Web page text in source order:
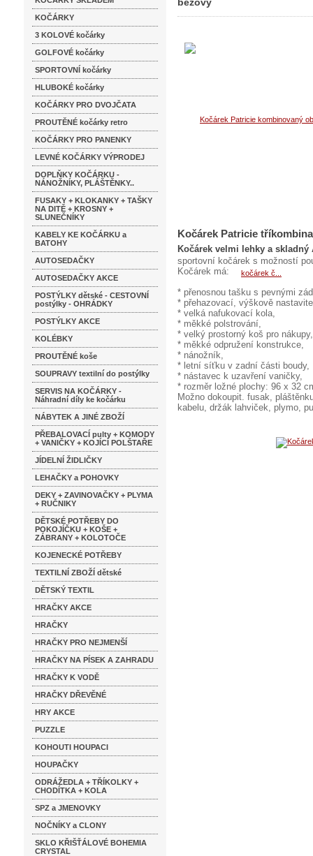
KOČÁRKY
3 KOLOVÉ kočárky
GOLFOVÉ kočárky
SPORTOVNÍ kočárky
HLUBOKÉ kočárky
KOČÁRKY PRO DVOJČATA
PROUTĚNÉ kočárky retro
KOČÁRKY PRO PANENKY
LEVNÉ KOČÁRKY VÝPRODEJ
DOPLŇKY KOČÁRKU -
NÁNOŽNÍKY, PLÁŠTĚNKY..
FUSAKY + KLOKANKY + TAŠKY
NA DITĚ + KROSNY +
SLUNEČNÍKY
KABELY KE KOČÁRKU a
BATOHY
AUTOSEDAČKY
AUTOSEDAČKY AKCE
POSTÝLKY dětské - CESTOVNÍ
postýlky - OHRÁDKY
POSTÝLKY AKCE
KOLÉBKY
PROUTĚNÉ koše
SOUPRAVY textilní do postýlky
SERVIS NA KOČÁRKY -
Náhradní díly ke kočárku
NÁBYTEK A JINÉ ZBOŽÍ
PŘEBALOVACÍ pulty + KOMODY
+ VANIČKY + KOJÍCÍ POLŠTAŘE
JÍDELNÍ ŽIDLIČKY
LEHAČKY a POHOVKY
DEKY + ZAVINOVAČKY + PLYMA
+ RUČNIKY
DĚTSKÉ POTŘEBY DO
POKOJÍČKU + KOŠE +
ZÁBRANY + KOLOTOČE
KOJENECKÉ POTŘEBY
TEXTILNÍ ZBOŽÍ dětské
DĚTSKÝ TEXTIL
HRAČKY AKCE
HRAČKY
HRAČKY PRO NEJMENŠÍ
HRAČKY NA PÍSEK A ZAHRADU
HRAČKY K VODĚ
HRAČKY DŘEVĚNÉ
HRY AKCE
PUZZLE
KOHOUTI HOUPACI
HOUPAČKY
ODRÁŽEDLA + TŘÍKOLKY +
CHODÍTKA + KOLA
SPZ a JMENOVKY
NOČNÍKY a CLONY
SKLO KŘIŠŤÁLOVÉ BOHEMIA
CRYSTAL
Kočárek Patricie
Kočárek velmi lehky a skladný
sportovní kočárek s možností
Kočárek má:
* přenosnou tašku s pevnými
* přehazovací, výškově
* velká nafukovací kola,
* měkké polstrování,
* velký prostorný koš pro nákupy,
* měkké odpružení konstrukce,
* nánožník,
* letní síťku v zadní části boudy,
* nástavec k uzavření vaničky,
* rozměr ložné plochy: 96 x 32
Možno dokoupit. fusak,
kabelu, držák lahviček, plymo,